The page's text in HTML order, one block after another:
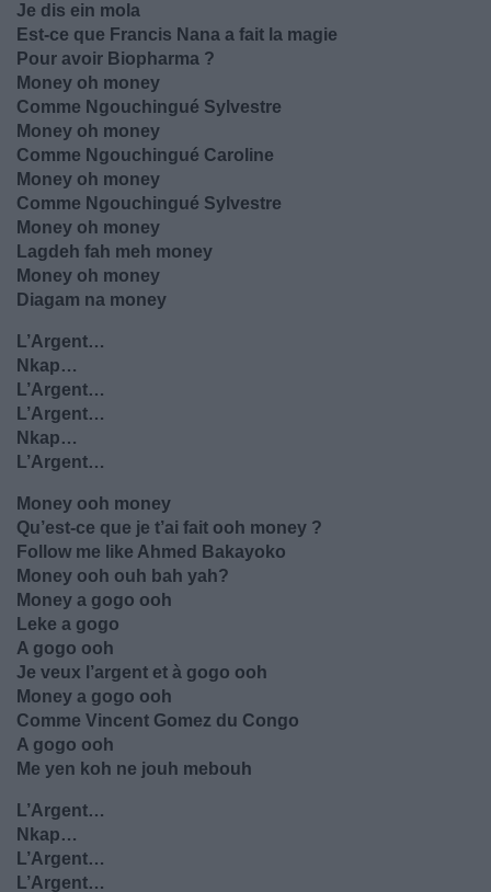
Je dis ein mola
Est-ce que Francis Nana a fait la magie
Pour avoir Biopharma ?
Money oh money
Comme Ngouchingué Sylvestre
Money oh money
Comme Ngouchingué Caroline
Money oh money
Comme Ngouchingué Sylvestre
Money oh money
Lagdeh fah meh money
Money oh money
Diagam na money
L’Argent…
Nkap…
L’Argent…
L’Argent…
Nkap…
L’Argent…
Money ooh money
Qu’est-ce que je t’ai fait ooh money ?
Follow me like Ahmed Bakayoko
Money ooh ouh bah yah?
Money a gogo ooh
Leke a gogo
A gogo ooh
Je veux l’argent et à gogo ooh
Money a gogo ooh
Comme Vincent Gomez du Congo
A gogo ooh
Me yen koh ne jouh mebouh
L’Argent…
Nkap…
L’Argent…
L’Argent…